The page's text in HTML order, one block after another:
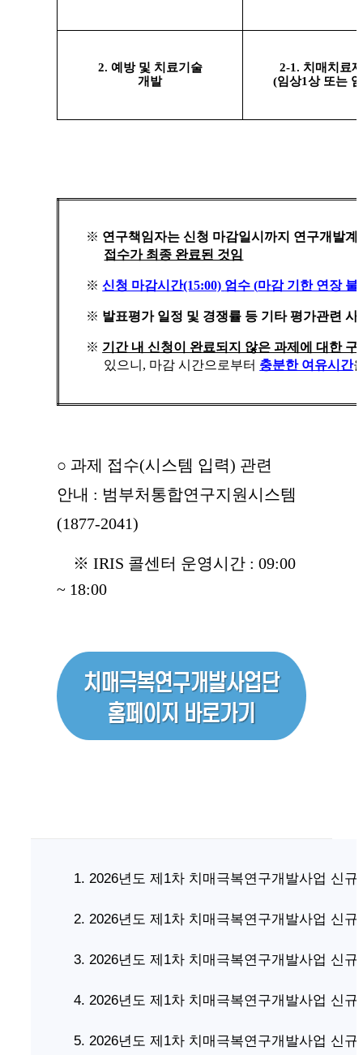
2. 예방 및 치료기술
개발
2-1. 치매치료
(임상1상 또는
※ 연구책임자는 신청 마감일시까지 연구개발
접수가 최종 완료된 것임
※신청 마감시간(15:00) 엄수(마감 기한 연장 불
※ 발표평가 일정 및 경쟁률 등 기타 평가관련 사
※ 기간 내 신청이 완료되지 않은 과제에 대한
있으니 , 마감 시간으로부터 충분한 여유시간
○ 과제 접수(시스템 입력) 관련
안내 : 범부처통합연구지원시스템
(1877-2041)
※ IRIS 콜센터 운영시간 : 09:00
~ 18:00
1. 2026년도 제1차 치매극복연구개발사업 신
2. 2026년도 제1차 치매극복연구개발사업 신
3. 2026년도 제1차 치매극복연구개발사업 신
4. 2026년도 제1차 치매극복연구개발사업 신
5. 2026년도 제1차 치매극복연구개발사업 신